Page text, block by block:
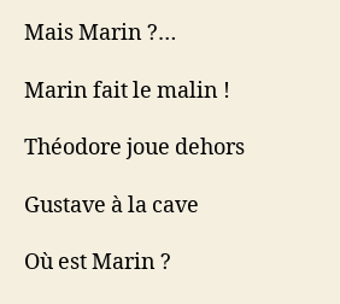
Mais Marin ?…
Marin fait le malin !
Théodore joue dehors
Gustave à la cave
Où est Marin ?